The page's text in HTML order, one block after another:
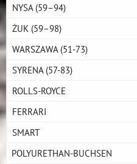
NYSA (59–94)
ŻUK (59–98)
WARSZAWA (51-73)
SYRENA (57-83)
ROLLS-ROYCE
FERRARI
SMART
POLYURETHAN-BUCHSEN